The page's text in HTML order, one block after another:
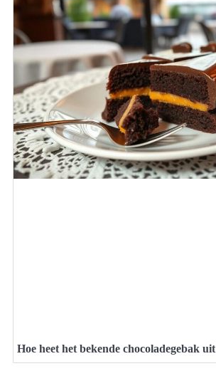
Hoe heet het bekende chocoladegebak